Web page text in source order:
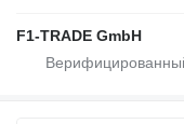
F1-TRADE GmbH